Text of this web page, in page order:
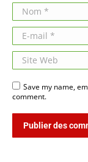
Nom *
E-mail *
Site Web
Save my name,
comment.
Publier des